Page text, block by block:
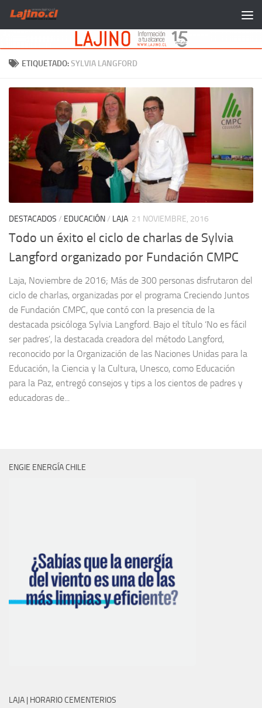
Saltar al contenido
ETIQUETADO:SYLVIA LANGFORD
DESTACADOS / EDUCACIÓN/ LAJA 21 NOVIEMBRE, 2016
Todo un éxito el ciclo de charlas de Sylvia
Langford organizado por Fundación CMPC
Laja, Noviembre de 2016; Más de 300 personas disfrutaron del
ciclo de charlas, organizadas por el programa Creciendo Juntos
de Fundación CMPC, que contó con la presencia de la
destacada psicóloga Sylvia Langford. Bajo el título ‘No es fácil
ser padres’, la destacada creadora del método Langford,
reconocido por la Organización de las Naciones Unidas para la
Educación, la Ciencia y la Cultura, Unesco, como Educación
para la Paz, entregó consejos y tips a los cientos de padres y
educadoras de...
ENGIE ENERGÍA CHILE
LAJA | HORARIO CEMENTERIOS